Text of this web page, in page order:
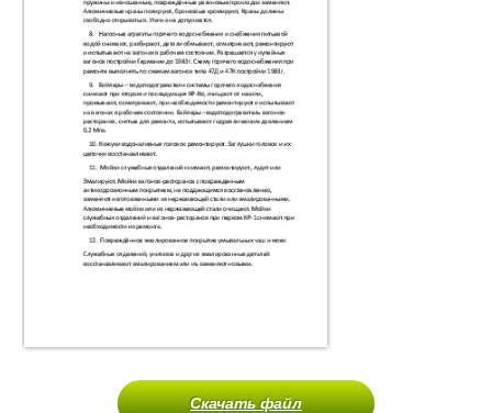
Скачать файл